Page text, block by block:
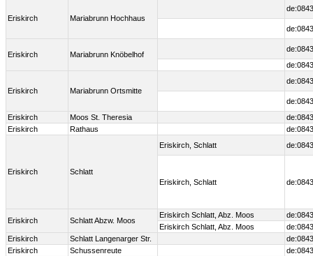
Eriskirch Mariabrunn Hochhaus
Eriskirch Mariabrunn Knöbelhof
Eriskirch Mariabrunn Ortsmitte
Eriskirch
Moos St. Theresia
Eriskirch
Rathaus
Eriskirch Schlatt
Eriskirch, Schlatt
Eriskirch, Schlatt
Eriskirch Schlatt Abzw. Moos
Eriskirch Schlatt, Abz. Moos
Eriskirch Schlatt, Abz. Moos
Eriskirch
Schlatt Langenarger Str.
Eriskirch
Schussenreute